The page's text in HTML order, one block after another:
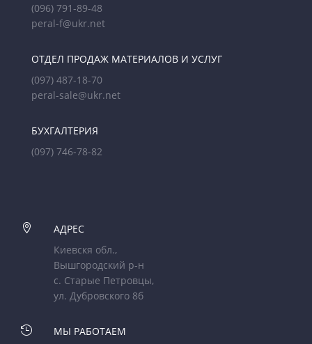
(096) 791-89-48
peral-f@ukr.net
ОТДЕЛ ПРОДАЖ МАТЕРИАЛОВ И УСЛУГ
(097) 487-18-70
peral-sale@ukr.net
БУХГАЛТЕРИЯ
(097) 746-78-82

АДРЕС
Киевскя обл.,
Вышгородский р-н
с. Старые Петровцы,
ул. Дубровского 8б

МЫ РАБОТАЕМ